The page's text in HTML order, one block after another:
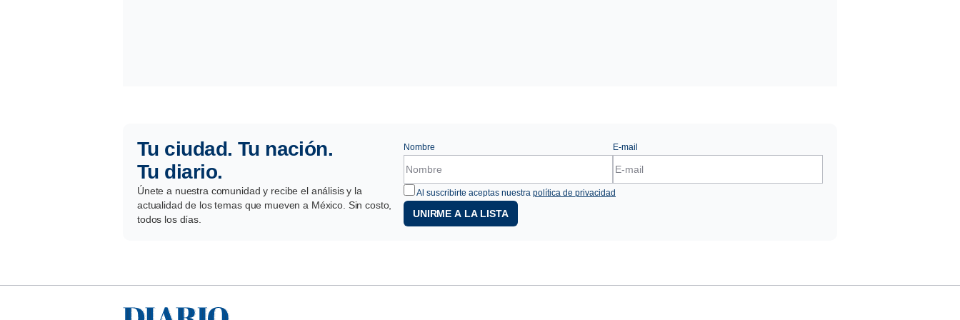
Tu ciudad. Tu nación.
Tu diario.
Únete a nuestra comunidad y recibe el análisis y la
actualidad de los temas que mueven a México. Sin costo,
todos los días.
Nombre E-mail
Al suscribirte aceptas nuestra política de privacidad
UNIRME A LA LISTA